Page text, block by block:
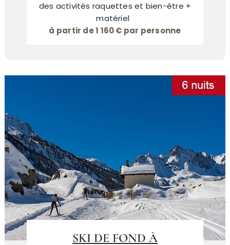
des activités raquettes et bien-être +
matériel
à partir de 1 160 € par personne
SKI DE FOND À